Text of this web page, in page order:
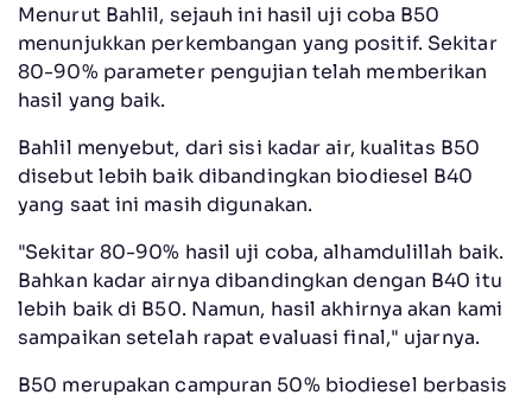
Menurut Bahlil, sejauh ini hasil uji coba B50
menunjukkan perkembangan yang positif. Sekitar
80-90% parameter pengujian telah memberikan
hasil yang baik.
Bahlil menyebut, dari sisi kadar air, kualitas B50
disebut lebih baik dibandingkan biodiesel B40
yang saat ini masih digunakan.
"Sekitar 80-90% hasil uji coba, alhamdulillah baik.
Bahkan kadar airnya dibandingkan dengan B40 itu
lebih baik di B50. Namun, hasil akhirnya akan kami
sampaikan setelah rapat evaluasi final," ujarnya.
B50 merupakan campuran 50% biodiesel berbasis